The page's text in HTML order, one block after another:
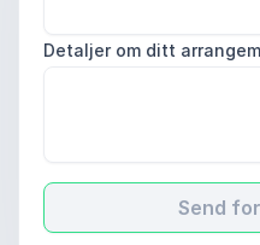
Detaljer om ditt
Send